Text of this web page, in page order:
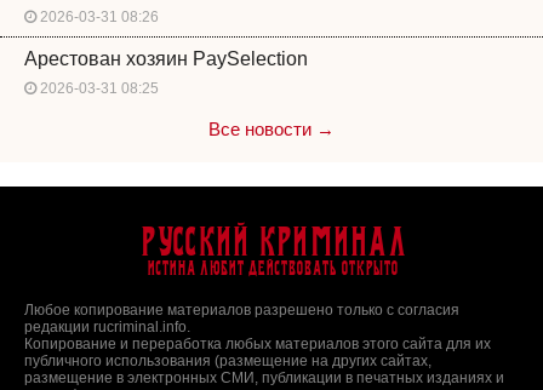
2026-03-31 08:26
Арестован хозяин PaySelection
2026-03-31 08:25
Все новости →
Русский Криминал
Истина любит действовать открыто
Любое копирование материалов разрешено только с согласия
редакции rucriminal.info.
Копирование и переработка любых материалов этого сайта для их
публичного использования (размещение на других сайтах,
размещение в электронных СМИ, публикации в печатных изданиях и